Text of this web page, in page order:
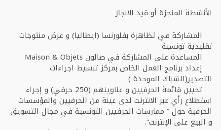
الأنشطة المنجزة أو قيد الانجاز
المشاركة في تظاهرة بفلورنسا (ايطاليا) و عرض منتوجات
تقليدية تونسية
المساعدة على المشاركة في صالون Maison & Objets
إعداد برنامج العمل الخاص بمركز تبسيط اجراءات
التصدير(الشباك الموحدة )
تحيين قائمة الحرفيين و عناوينهم (250 حرفي) و إجراء
استطلاع رأي عبر الانترنت لدى عينة من الحرفيين والمؤسسات
الحرفية حول ” ممارسات الحرفيين التونسية في مجال التسويق
و البيع على الإنترنت”.